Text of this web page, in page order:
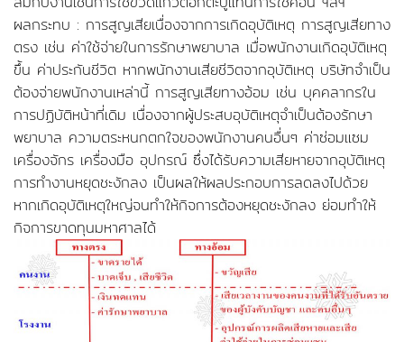
ผลกระทบ : การสูญเสียเนื่องจากการเกิดอุบัติเหตุ การสูญเสียทาง
ตรง เช่น ค่าใช้จ่ายในการรักษาพยาบาล เมื่อพนักงานเกิดอุบัติเหตุ
ขึ้น ค่าประกันชีวิต หากพนักงานเสียชีวิตจากอุบัติเหตุ บริษัทจำเป็น
ต้องจ่ายพนักงานเหล่านี้ การสูญเสียทางอ้อม เช่น บุคคลากรใน
การปฏิบัติหน้าที่เดิม เนื่องจากผู้ประสบอุบัติเหตุจำเป็นต้องรักษา
พยาบาล ความตระหนกตกใจของพนักงานคนอื่นๆ ค่าซ่อมแซม
เครื่องจักร เครื่องมือ อุปกรณ์ ซึ่งได้รับความเสียหายจากอุบัติเหตุ
การทำงานหยุดชะงักลง เป็นผลให้ผลประกอบการลดลงไปด้วย
หากเกิดอุบัติเหตุใหญ่จนทำให้กิจการต้องหยุดชะงักลง ย่อมทำให้
กิจการขาดทุนมหาศาลได้